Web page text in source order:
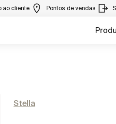
ao cliente Pontos de vendas
Stella